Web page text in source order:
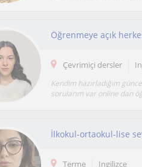
Çevrimiçi dersler
Kendim hazırladığım
sorularım var online dan
Terme Ingilizce